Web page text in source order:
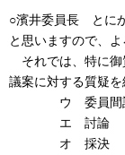
○濱井委員長 とに
と思いますので、
それでは、特に御
議案に対する質疑を
ウ 委員
エ 討
オ 採決